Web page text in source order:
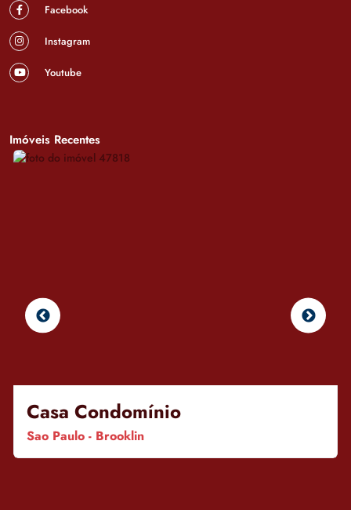
Facebook
Instagram
Youtube
Imóveis Recentes
Casa Condomínio
Sao Paulo - Brooklin